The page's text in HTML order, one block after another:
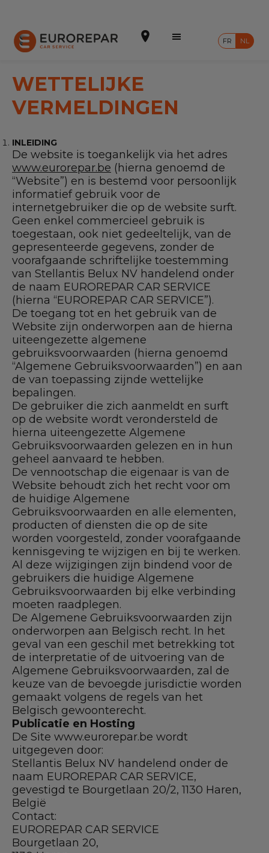
Online offertes
Het merk
Het netwerk vervoegen
Promotie
Onze diensten
Ons onderdelenassortiment
Alle garages
Het netwerk vervoegen
FR NL
WETTELIJKE
VERMELDINGEN
INLEIDING
De website is toegankelijk via het adres
www.eurorepar.be (hierna genoemd de
“Website”) en is bestemd voor persoonlijk
informatief gebruik voor de
internetgebruiker die op de website surft.
Geen enkel commercieel gebruik is
toegestaan, ook niet gedeeltelijk, van de
gepresenteerde gegevens, zonder de
voorafgaande schriftelijke toestemming
van Stellantis Belux NV handelend onder
de naam EUROREPAR CAR SERVICE
(hierna “EUROREPAR CAR SERVICE”).
De toegang tot en het gebruik van de
Website zijn onderworpen aan de hierna
uiteengezette algemene
gebruiksvoorwaarden (hierna genoemd
“Algemene Gebruiksvoorwaarden”) en aan
de van toepassing zijnde wettelijke
bepalingen.
De gebruiker die zich aanmeldt en surft
op de website wordt verondersteld de
hierna uiteengezette Algemene
Gebruiksvoorwaarden gelezen en in hun
geheel aanvaard te hebben.
De vennootschap die eigenaar is van de
Website behoudt zich het recht voor om
de huidige Algemene
Gebruiksvoorwaarden en alle elementen,
producten of diensten die op de site
worden voorgesteld, zonder voorafgaande
kennisgeving te wijzigen en bij te werken.
Al deze wijzigingen zijn bindend voor de
gebruikers die huidige Algemene
Gebruiksvoorwaarden bij elke verbinding
moeten raadplegen.
De Algemene Gebruiksvoorwaarden zijn
onderworpen aan Belgisch recht. In het
geval van een geschil met betrekking tot
de interpretatie of de uitvoering van de
Algemene Gebruiksvoorwaarden, zal de
keuze van de bevoegde jurisdictie worden
gemaakt volgens de regels van het
Belgisch gewoonterecht.
Publicatie en Hosting
De Site www.eurorepar.be wordt
uitgegeven door:
Stellantis Belux NV handelend onder de
naam EUROREPAR CAR SERVICE,
gevestigd te Bourgetlaan 20/2, 1130 Haren,
België
Contact:
EUROREPAR CAR SERVICE
Bourgetlaan 20,